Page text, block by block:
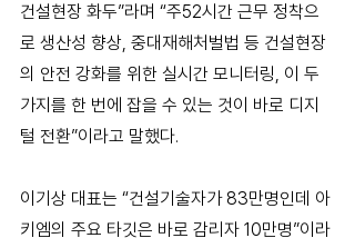
건설현장 화두”라며 “주52시간 근무 정착으
로 생산성 향상, 중대재해처벌법 등 건설현장
의 안전 강화를 위한 실시간 모니터링, 이 두
가지를 한 번에 잡을 수 있는 것이 바로 디지
털 전환”이라고 말했다.
이기상 대표는 “건설기술자가 83만명인데 아
키엠의 주요 타깃은 바로 감리자 10만명”이라